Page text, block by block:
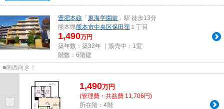
豊肥本線 「 東海学園前 」駅 徒歩13分
熊本県熊本市中央区保田窪 １丁目
1,490万円
築年数：築32年 ｜販売中： 1室
階数：6階建
■南西向き！
1,490万円
(管理費・共益費 11,706円)
所在階：4階